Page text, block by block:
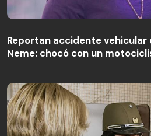
Reportan accidente vehicular
Neme: chocó con un